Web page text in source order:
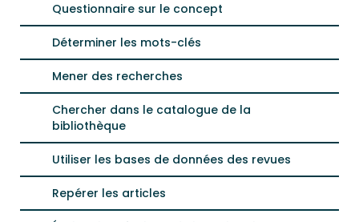
Questionnaire sur le concept
Déterminer les mots-clés
Mener des recherches
Chercher dans le catalogue de la
bibliothèque
Utiliser les bases de données des revues
Repérer les articles